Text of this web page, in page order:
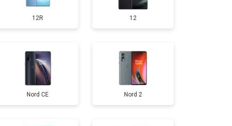
от 950 ₽ Заказать
от 1750 ₽ Заказать
от 3200 ₽ Заказать
12R 12
Nord CE Nord 2